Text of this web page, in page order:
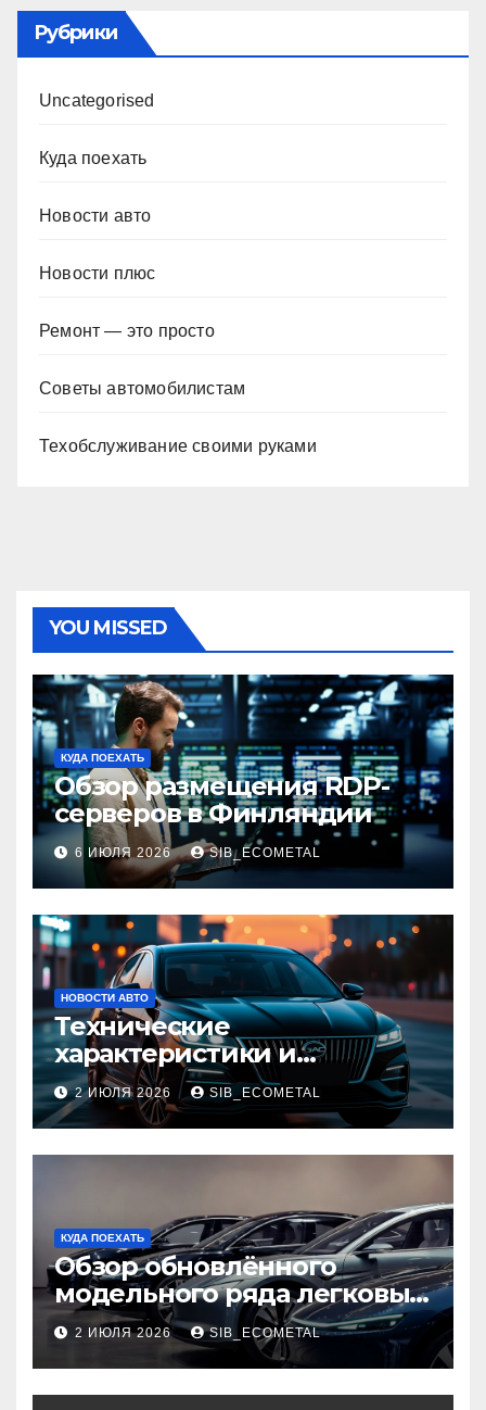
Рубрики
Uncategorised
Куда поехать
Новости авто
Новости плюс
Ремонт — это просто
Советы автомобилистам
Техобслуживание своими руками
YOU MISSED
КУДА ПОЕХАТЬ
Обзор размещения RDP-
серверов в Финляндии
6 ИЮЛЯ 2026 SIB_ECOMETAL
НОВОСТИ АВТО
Технические
характеристики и
доступные комплектации
GAC Empow
2 ИЮЛЯ 2026 SIB_ECOMETAL
КУДА ПОЕХАТЬ
Обзор обновлённого
модельного ряда легковых
автомобилей 2026 года
2 ИЮЛЯ 2026 SIB_ECOMETAL